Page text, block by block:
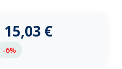
15,03 €
-6%